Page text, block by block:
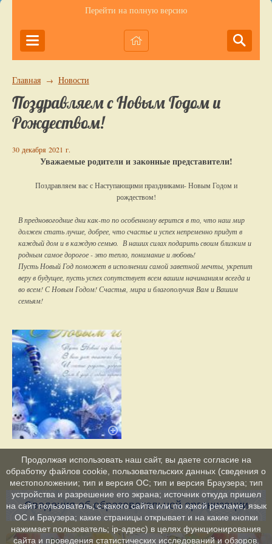
Перейти на полную версию
Главная → Новости
Поздравляем с Новым Годом и
Рождеством!
30 декабря 2021 г.
Уважаемые родители и законные представители!
Поздравляем вас с Наступающими праздниками- Новым Годом и
рождеством!
В предновогодние дни как-то по особенному верится в то, что наш мир
должен стать лучше, добрее, что счастье и успех непременно придут в
каждый дом и в каждую семью. В наших силах подарить своим близким и
родным самое дорогое - это тепло, понимание и любовь!
Пусть Новый Год поможет в исполнении самой заветной мечты, укрепит
веру в будущее, пусть успех сопутствует всем вашим начинаниям всегда и
во всем! С Новым Годом! Счастья, мира и благополучия Вам и Вашим
семьям!
Сведения об образовательной организации
Продолжая использовать наш сайт, вы даете согласие на
обработку файлов cookie, пользовательских данных (сведения о
местоположении; тип и версия ОС; тип и версия Браузера; тип
устройства и разрешение его экрана; источник откуда пришел
на сайт пользователь; с какого сайта или по какой рекламе; язык
ОС и Браузера; какие страницы открывает и на какие кнопки
нажимает пользователь; ip-адрес) в целях функционирования
сайта и проведения статистических исследований и обзоров.